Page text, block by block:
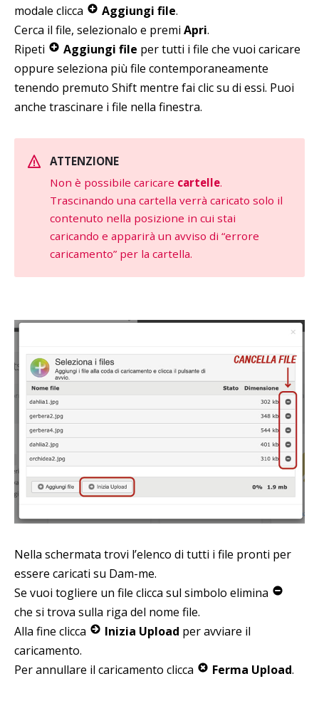
modale clicca
Aggiungi file.
Cerca il file, selezionalo e premi Apri.
Ripeti
Aggiungi file per tutti i file che vuoi caricare
oppure seleziona più file contemporaneamente
tenendo premuto Shift mentre fai clic su di essi. Puoi
anche trascinare i file nella finestra.
ATTENZIONE
Non è possibile caricare cartelle.
Trascinando una cartella verrà caricato solo il
contenuto nella posizione in cui stai
caricando e apparirà un avviso di “errore
caricamento” per la cartella.
Nella schermata trovi l’elenco di tutti i file pronti per
essere caricati su Dam-me.
Se vuoi togliere un file clicca sul simbolo elimina
che si trova sulla riga del nome file.
Alla fine clicca
Inizia Upload per avviare il
caricamento.
Per annullare il caricamento clicca
Ferma Upload.